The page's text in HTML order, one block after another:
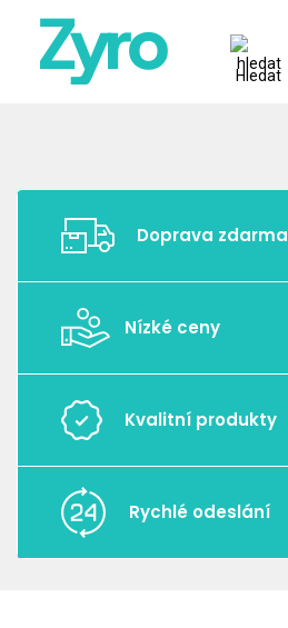
Hledat
Doprava zdarma
Nízké ceny
Kvalitní produkty
Rychlé odeslání